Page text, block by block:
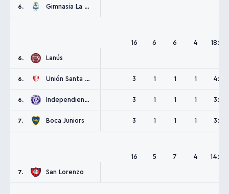
6. Gimnasia La Plata
6. Lanús
16 6 6 4 18:15
6. Unión Santa Fe 3 1 1 1 4:5
6. Independiente Rivadavia 3 1 1 1 3:3
7. Boca Juniors 3 1 1 1 3:5
7. San Lorenzo
16 5 7 4 14:14